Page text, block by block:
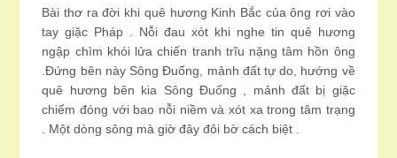
Bài thơ ra đời khi quê hương Kinh Bắc của ông rơi vào
tay giặc Pháp . Nỗi đau xót khi nghe tin quê hương
ngập chìm khói lửa chiến tranh trĩu nặng tâm hồn ông
.Đứng bên này Sông Đuống, mảnh đất tự do, hướng về
quê hương bên kia Sông Đuống , mảnh đất bị giặc
chiếm đóng với bao nỗi niềm và xót xa trong tâm trạng
. Một dòng sông mà giờ đây đôi bờ cách biệt .